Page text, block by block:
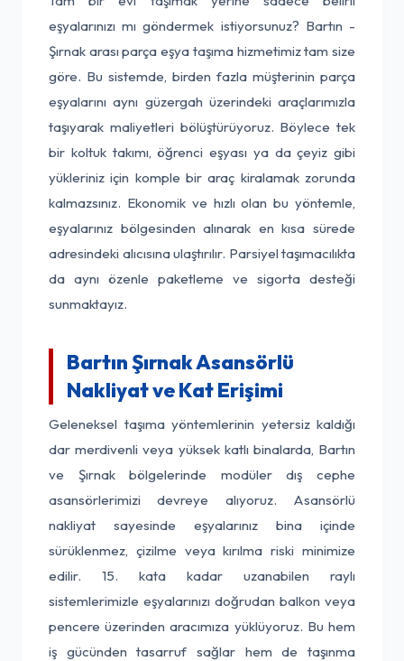
eşyalarınızı mı göndermek istiyorsunuz? Bartın -
Şırnak arası parça eşya taşıma hizmetimiz tam size
göre. Bu sistemde, birden fazla müşterinin parça
eşyalarını aynı güzergah üzerindeki araçlarımızla
taşıyarak maliyetleri bölüştürüyoruz. Böylece tek
bir koltuk takımı, öğrenci eşyası ya da çeyiz gibi
yükleriniz için komple bir araç kiralamak zorunda
kalmazsınız. Ekonomik ve hızlı olan bu yöntemle,
eşyalarınız bölgesinden alınarak en kısa sürede
adresindeki alıcısına ulaştırılır. Parsiyel taşımacılıkta
da aynı özenle paketleme ve sigorta desteği
sunmaktayız.
Bartın Şırnak Asansörlü
Nakliyat ve Kat Erişimi
Geleneksel taşıma yöntemlerinin yetersiz kaldığı
dar merdivenli veya yüksek katlı binalarda, Bartın
ve Şırnak bölgelerinde modüler dış cephe
asansörlerimizi devreye alıyoruz. Asansörlü
nakliyat sayesinde eşyalarınız bina içinde
sürüklenmez, çizilme veya kırılma riski minimize
edilir. 15. kata kadar uzanabilen raylı
sistemlerimizle eşyalarınızı doğrudan balkon veya
pencere üzerinden aracımıza yüklüyoruz. Bu hem
iş gücünden tasarruf sağlar hem de taşınma